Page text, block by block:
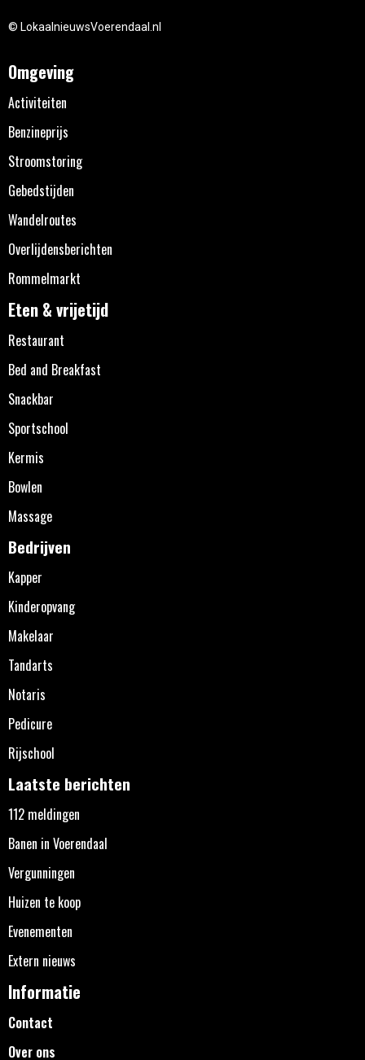
© LokaalnieuwsVoerendaal.nl
Omgeving
Activiteiten
Benzineprijs
Stroomstoring
Gebedstijden
Wandelroutes
Overlijdensberichten
Rommelmarkt
Eten & vrijetijd
Restaurant
Bed and Breakfast
Snackbar
Sportschool
Kermis
Bowlen
Massage
Bedrijven
Kapper
Kinderopvang
Makelaar
Tandarts
Notaris
Pedicure
Rijschool
Laatste berichten
112 meldingen
Banen in Voerendaal
Vergunningen
Huizen te koop
Evenementen
Extern nieuws
Informatie
Contact
Over ons